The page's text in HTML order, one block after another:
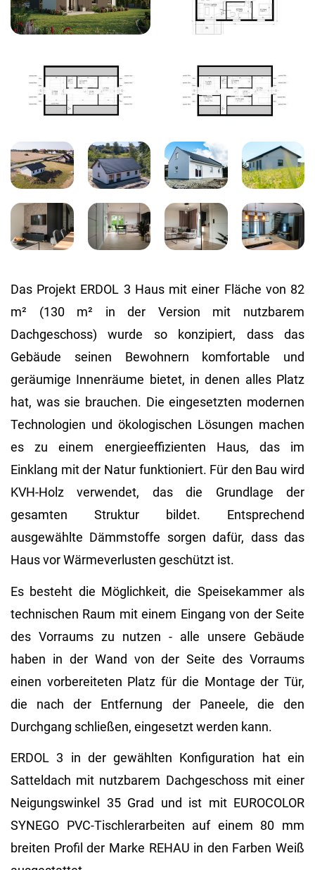
Das Projekt ERDOL 3 Haus mit einer Fläche von 82
m² (130 m² in der Version mit nutzbarem
Dachgeschoss) wurde so konzipiert, dass das
Gebäude seinen Bewohnern komfortable und
geräumige Innenräume bietet, in denen alles Platz
hat, was sie brauchen. Die eingesetzten modernen
Technologien und ökologischen Lösungen machen
es zu einem energieeffizienten Haus, das im
Einklang mit der Natur funktioniert. Für den Bau wird
KVH-Holz verwendet, das die Grundlage der
gesamten Struktur bildet. Entsprechend
ausgewählte Dämmstoffe sorgen dafür, dass das
Haus vor Wärmeverlusten geschützt ist.
Es besteht die Möglichkeit, die Speisekammer als
technischen Raum mit einem Eingang von der Seite
des Vorraums zu nutzen - alle unsere Gebäude
haben in der Wand von der Seite des Vorraums
einen vorbereiteten Platz für die Montage der Tür,
die nach der Entfernung der Paneele, die den
Durchgang schließen, eingesetzt werden kann.
ERDOL 3 in der gewählten Konfiguration hat ein
Satteldach mit nutzbarem Dachgeschoss mit einer
Neigungswinkel 35 Grad und ist mit EUROCOLOR
SYNEGO PVC-Tischlerarbeiten auf einem 80 mm
breiten Profil der Marke REHAU in den Farben Weiß